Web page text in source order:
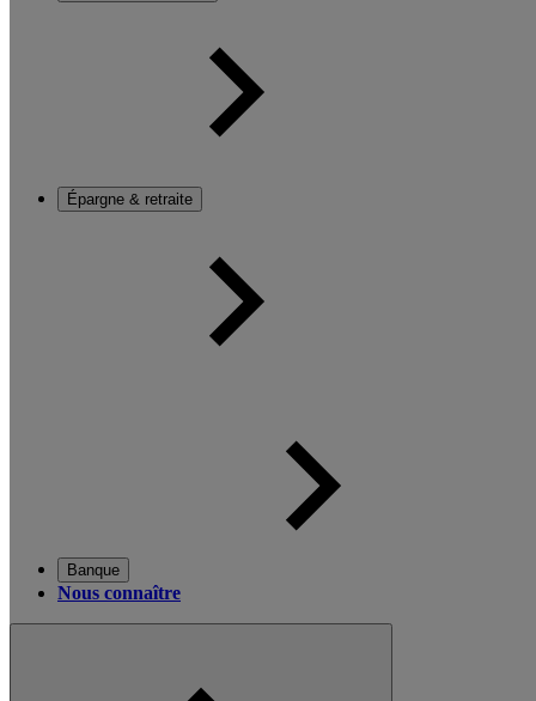
Épargne & retraite
Banque
Nous connaître